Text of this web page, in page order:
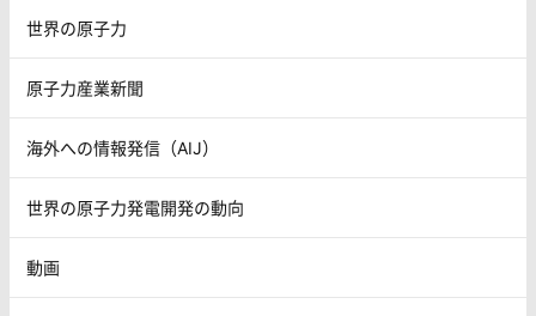
世界の原子力
原子力産業新聞
海外への情報発信（AIJ）
世界の原子力発電開発の動向
動画